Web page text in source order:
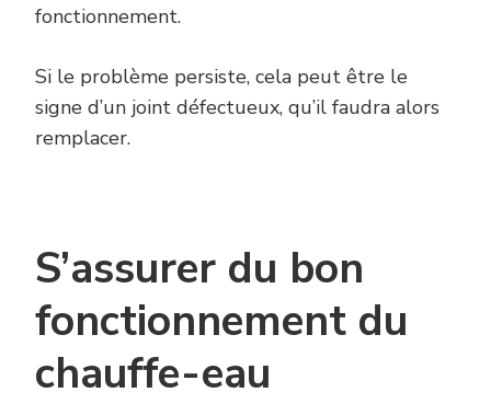
fonctionnement.
Si le problème persiste, cela peut être le
signe d’un joint défectueux, qu’il faudra alors
remplacer.
S’assurer du bon
fonctionnement du
chauffe-eau